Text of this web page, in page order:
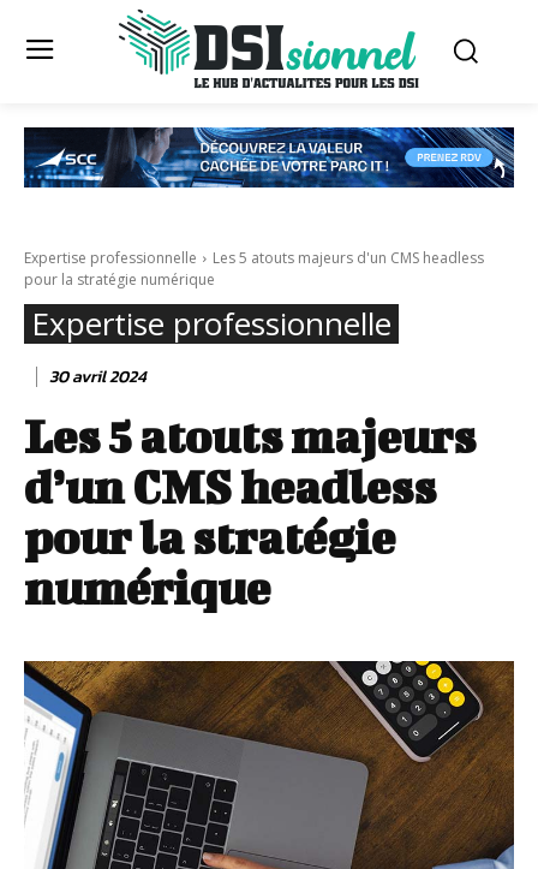
Expertise professionnelle
Les 5 atouts majeurs d'un CMS headless
pour la stratégie numérique
Expertise professionnelle
30 avril 2024
Les 5 atouts majeurs
d’un CMS headless
pour la stratégie
numérique